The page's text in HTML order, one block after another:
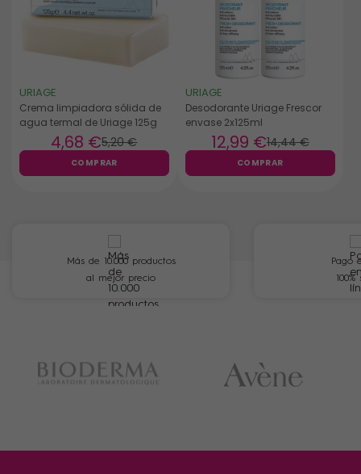
URIAGE
Crema limpiadora sólida de
agua termal de Uriage 125g
5,20 €
4,68 €
COMPRAR
URIAGE
Desodorante Uriage Frescor
envase 2x125ml
14,44 €
12,99 €
COMPRAR
Más de 10.000 productos
al mejor precio
Pago